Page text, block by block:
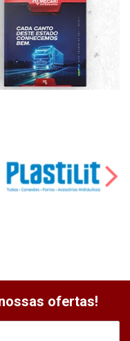
ofertas!